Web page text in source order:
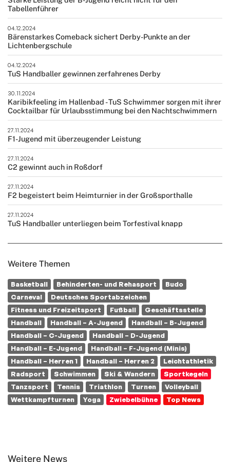
Tabellenführer
04.12.2024
Bärenstarkes Comeback sichert Derby-Punkte an der
Lichtenbergschule
04.12.2024
TuS Handballer gewinnen zerfahrenes Derby
30.11.2024
Karibikfeeling im Hallenbad - TuS Schwimmer sorgen mit ihrer
Cocktailbar für Urlaubsstimmung bei den Nachtschwimmern
27.11.2024
F1-Jugend mit überzeugender Leistung
27.11.2024
C2 gewinnt auch in Roßdorf
27.11.2024
F2 begeistert beim Heimturnier in der Großsporthalle
27.11.2024
TuS Handballer unterliegen beim Torfestival knapp
Weitere Themen
Basketball Behinderten- und Rehasport
Budo
Carneval
Deutsches Sportabzeichen
Fitness und Freizeitsport
Fußball
Geschäftsstelle
Handball
Handball – A-Jugend
Handball – B-Jugend
Handball – C-Jugend
Handball – D-Jugend
Handball – E-Jugend
Handball – F-Jugend (Minis)
Handball – Herren 1
Handball – Herren 2
Leichtathletik
Radsport
Schwimmen Ski & Wandern
Sportkegeln
Tanzsport
Tennis Triathlon Turnen
Volleyball
Wettkampfturnen
Yoga Zwiebelbühne Top News
Weitere News